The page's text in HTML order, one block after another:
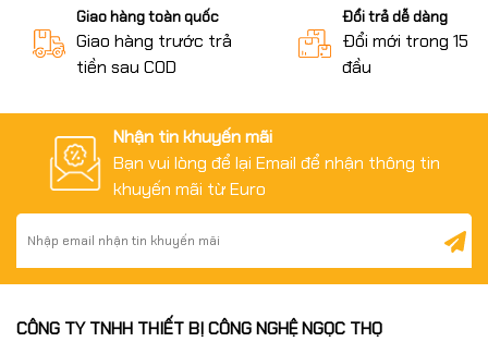
Giao hàng toàn quốc
Giao hàng trước trả
tiền sau COD
Đổi trả dễ dàng
Đổi mới trong 15
đầu
Nhận tin khuyến mãi
Bạn vui lòng để lại Email để nhận thông tin
khuyến mãi từ Euro
CÔNG TY TNHH THIẾT BỊ CÔNG NGHỆ NGỌC THỌ